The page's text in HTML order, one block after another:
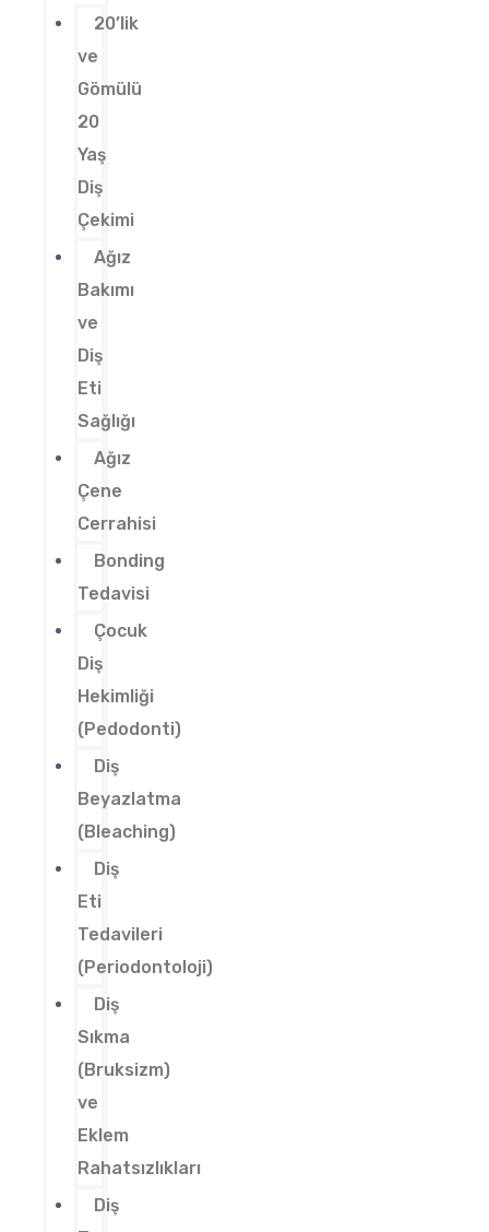
20’lik
ve
Gömülü
20
Yaş
Diş
Çekimi
Ağız
Bakımı
ve
Diş
Eti
Sağlığı
Ağız
Çene
Cerrahisi
Bonding
Tedavisi
Çocuk
Diş
Hekimliği
(Pedodonti)
Diş
Beyazlatma
(Bleaching)
Diş
Eti
Tedavileri
(Periodontoloji)
Diş
Sıkma
(Bruksizm)
ve
Eklem
Rahatsızlıkları
Diş